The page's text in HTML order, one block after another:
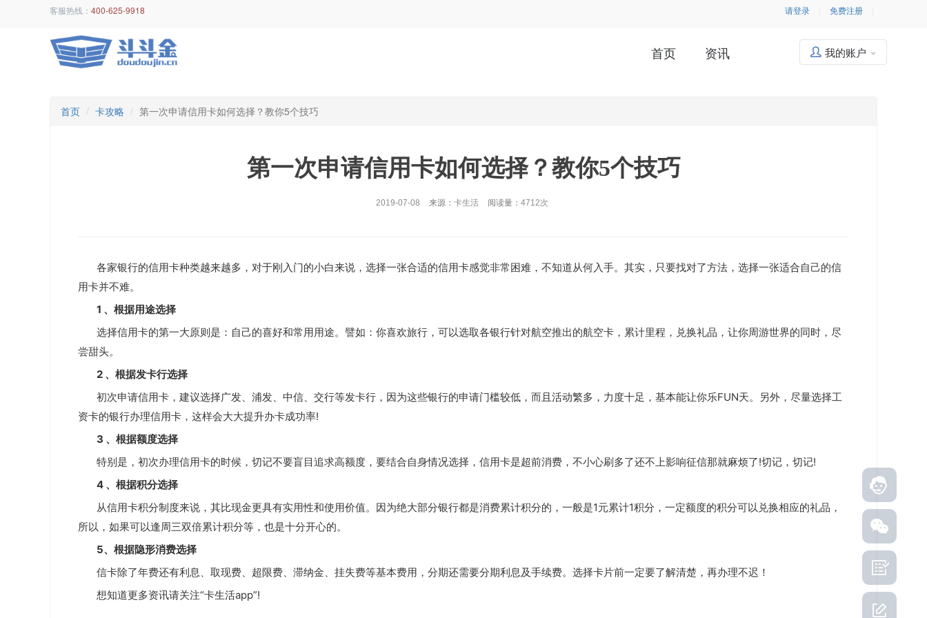
客服热线： 400-625-9918 请登录 免费注册
首页 资讯 我的账户
首页 卡攻略 第一次申请信用卡如何选择？教你5个技巧
第一次申请信用卡如何选择？教你5个技巧
2019-07-08 来源： 卡生活 阅读量： 4712次
各家银行的信用卡种类越来越多，对于刚入门的小白来说，选择一张合适的信用卡感觉非常困难，不知道从何入手。 其实，只要找对了方法，选择一张适合自己的信
用卡并不难。
1 、根据用途选择
选择信用卡的第一大原则是： 自己的喜好和常用用途。 譬如： 你喜欢旅行，可以选取各银行针对航空推出的航空卡，累计里程，兑换礼品，让你周游世界的同时，尽
尝甜头。
2 、根据发卡行选择
初次申请信用卡，建议选择广发、浦发、中信、交行等发卡行，因为这些银行的申请门槛较低，而且活动繁多，力度十足，基本能让你乐FUN天。
另外，尽量选择工
资卡的银行办理信用卡，这样会大大提升办卡成功率!
3 、根据额度选择
特别是，初次办理信用卡的时候，切记不要盲目追求高额度，要结合自身情况选择，信用卡是超前消费，不小心刷多了还不上影响征信那就麻烦了!切记，切记!
4 、根据积分选择
从信用卡积分制度来说，其比现金更具有实用性和使用价值。 因为绝大部分银行都是消费累计积分的，一般是1元累计1积分，一定额度的积分可以兑换相应的礼品，
所以，如果可以逢周三双倍累计积分等，也是十分开心的。
5、根据隐形消费选择
信卡除了年费还有利息、取现费、超限费、滞纳金、挂失费等基本费用，分期还需要分期利息及手续费。 选择卡片前一定要了解清楚，再办理不迟！
想知道更多资讯请关注“卡生活app”!
在线客服
流程指引
用户反馈